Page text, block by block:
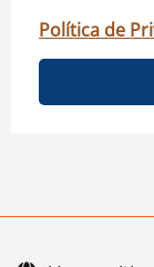
Política de